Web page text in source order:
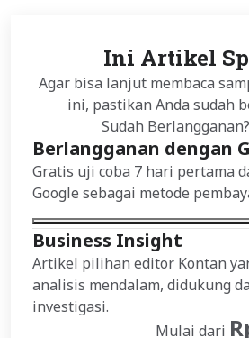
Ini Artikel
Agar bisa lanjut membaca
ini, pastikan Anda sudah
Sudah Berlangganan?
Berlangganan dengan
Gratis uji coba 7 hari pertama
Google sebagai metode
Business Insight
Artikel pilihan editor Kontan
analisis mendalam, didukung
investigasi.
Mulai dari